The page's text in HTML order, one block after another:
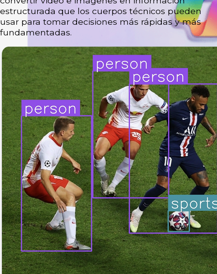
Copilot Studio
Construye agentes de IA para tus
equipos con Copilot Studio.
estructurada que los cuerpos técnicos pueden
usar para tomar decisiones más rápidas y más
fundamentadas.